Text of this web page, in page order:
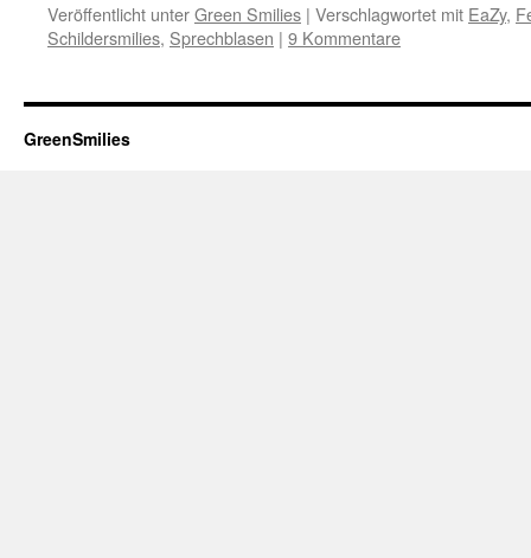
Veröffentlicht unterGreen Smilies | Verschlagwortet mit EaZy,
Schildersmilies, Sprechblasen | 9 Kommentare
GreenSmilies